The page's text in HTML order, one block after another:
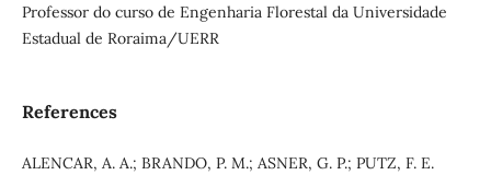
Professor do curso de Engenharia Florestal da Universidade
Estadual de Roraima/UERR
References
ALENCAR, A. A.; BRANDO, P. M.; ASNER, G. P.; PUTZ, F. E.